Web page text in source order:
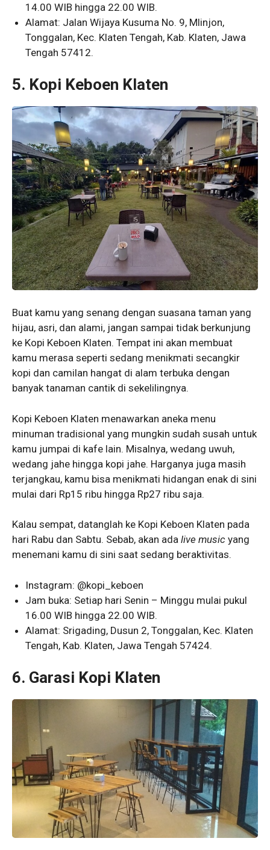
14.00 WIB hingga 22.00 WIB.
Alamat: Jalan Wijaya Kusuma No. 9, Mlinjon,
Tonggalan, Kec. Klaten Tengah, Kab. Klaten, Jawa
Tengah 57412.
5. Kopi Keboen Klaten
Buat kamu yang senang dengan suasana taman yang
hijau, asri, dan alami, jangan sampai tidak berkunjung
ke Kopi Keboen Klaten. Tempat ini akan membuat
kamu merasa seperti sedang menikmati secangkir
kopi dan camilan hangat di alam terbuka dengan
banyak tanaman cantik di sekelilingnya.
Kopi Keboen Klaten menawarkan aneka menu
minuman tradisional yang mungkin sudah susah untuk
kamu jumpai di kafe lain. Misalnya, wedang uwuh,
wedang jahe hingga kopi jahe. Harganya juga masih
terjangkau, kamu bisa menikmati hidangan enak di sini
mulai dari Rp15 ribu hingga Rp27 ribu saja.
Kalau sempat, datanglah ke Kopi Keboen Klaten pada
hari Rabu dan Sabtu. Sebab, akan ada live music yang
menemani kamu di sini saat sedang beraktivitas.
Instagram: @kopi_keboen
Jam buka: Setiap hari Senin – Minggu mulai pukul
16.00 WIB hingga 22.00 WIB.
Alamat: Srigading, Dusun 2, Tonggalan, Kec. Klaten
Tengah, Kab. Klaten, Jawa Tengah 57424.
6. Garasi Kopi Klaten